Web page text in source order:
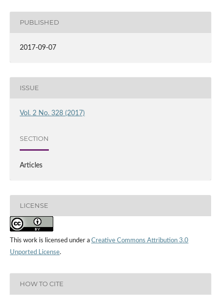
PUBLISHED
2017-09-07
ISSUE
Vol. 2 No. 328 (2017)
SECTION
Articles
LICENSE
This work is licensed under a Creative Commons Attribution 3.0
Unported License.
HOW TO CITE